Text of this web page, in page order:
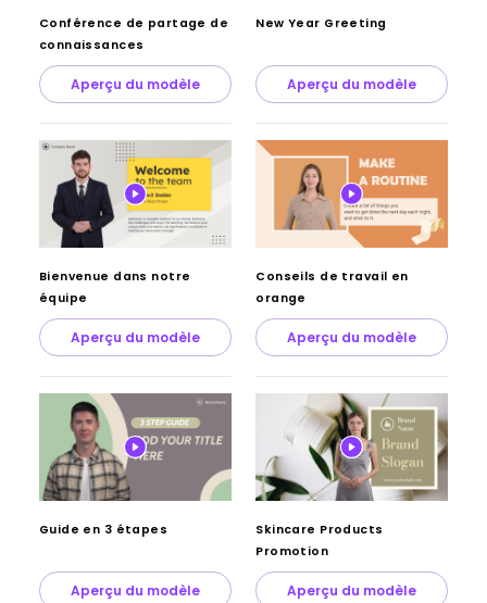
Conférence de partage de
connaissances
Aperçu du modèle
New Year Greeting
Aperçu du modèle
Bienvenue dans notre
équipe
Aperçu du modèle
Conseils de travail en
orange
Aperçu du modèle
Guide en 3 étapes
Aperçu du modèle
Skincare Products
Promotion
Aperçu du modèle